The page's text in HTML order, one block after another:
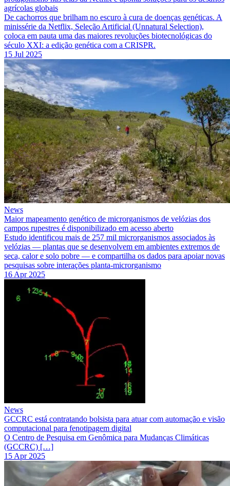
agrícolas globais
De cachorros que brilham no escuro à cura de doenças genéticas. A
minissérie da Netflix, Seleção Artificial (Unnatural Selection),
coloca em pauta uma das maiores revoluções biotecnológicas do
século XXI: a edição genética com a CRISPR.
15 Jul 2025
News
Maior mapeamento genético de microrganismos de velózias dos
campos rupestres é disponibilizado em acesso aberto
Estudo identificou mais de 257 mil microrganismos associados às
velózias — plantas que se desenvolvem em ambientes extremos de
seca, calor e solo pobre — e compartilha os dados para apoiar novas
pesquisas sobre interações planta-microrganismo
16 Apr 2025
News
GCCRC está contratando bolsista para atuar com automação e visão
computacional para fenotipagem digital
O Centro de Pesquisa em Genômica para Mudanças Climáticas
(GCCRC) […]
15 Apr 2025